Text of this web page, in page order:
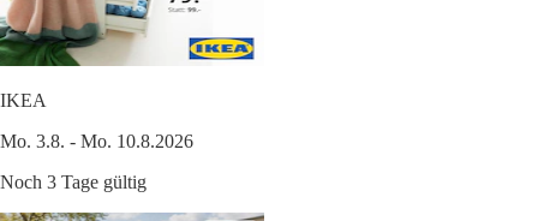
IKEA
Mo. 3.8. - Mo. 10.8.2026
Noch 3 Tage gültig